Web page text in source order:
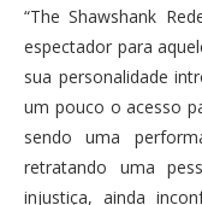
“The Shawshank
espectador para
sua personalidade
um pouco o acesso
sendo uma
retratando uma
injustiça, ainda